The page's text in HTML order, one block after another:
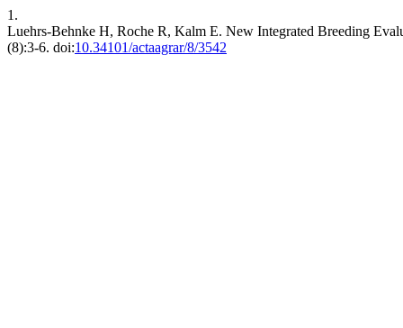
1.
Luehrs-Behnke H, Roche R, Kalm E. New Integrated Breeding
(8):3-6. doi:10.34101/actaagrar/8/3542